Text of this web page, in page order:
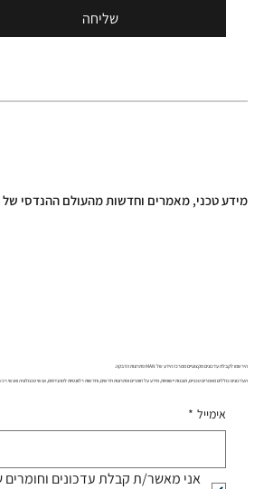
שליחה
הירשמו לקבלת עדכונים מקצועיים ממרכז הידע של MAN פתרונות הדבקה.
העדכונים כוללים מאמרים טכניים, תובנות יישומיות, מידע על חומרים ופתרונות חדשים, וחדשות רלוונטיות למהנדסים, אנשי טכנולוגיה ואנשי
אימייל *
אני מאשר/ת קבלת עדכונים וחומרים
מידע טכני, מאמרים וחדשות מהעולם ההנדסי